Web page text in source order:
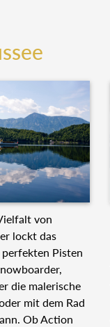
von
lockt das
Pisten
die malerische
mit dem Rad
Ob Action